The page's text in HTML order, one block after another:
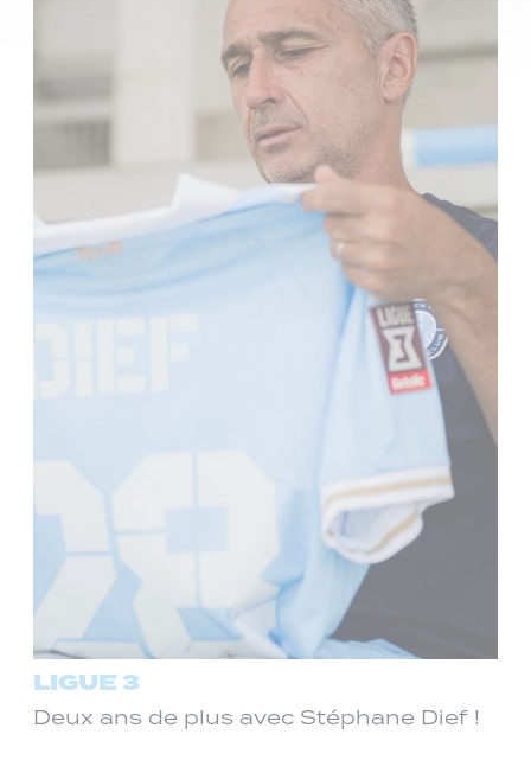
LIGUE 3
Deux ans de plus avec Stéphane Dief !